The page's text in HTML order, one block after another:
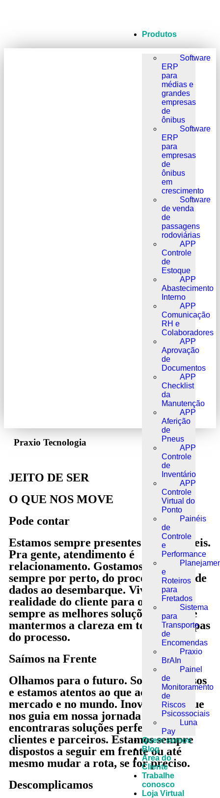
Produtos
Software
ERP
para
médias e
grandes
empresas
de
ônibus
Software
ERP
para
empresas
de
ônibus
em
crescimento
Software
de venda
de
passagens
rodoviárias
APP
Controle
de
Estoque
APP
Abastecimento
Interno
APP
Comunicação
RH e
Colaboradores
APP
Aprovação
de
Documentos
APP
Checklist
da
Manutenção
APP
Aferição
de
Pneus
APP
Controle
de
Inventário
APP
Controle
Virtual do
Ponto
Painéis
de
Controle
e
Performance
e
Roteiros
para
Fretados
Sistema
para
Transporte
de
Encomendas
Praxio
BrAIn
Painel
de
Monitoramento
de
Riscos
Psicossociais
Luna
Pay
Quem somos
Blog
Área do
Cliente
Trabalhe
conosco
Loja Virtual
Praxio Tecnologia
JEITO DE SER
O QUE NOS MOVE
Pode contar
Estamos sempre presentes e disponíveis.
Pra gente, atendimento é
relacionamento. Gostamos de estar
sempre por perto, do processamento de
dados ao desembarque. Vivemos a
realidade do cliente para oferecer
sempre as melhores soluções, além de
mantermos a clareza em todas as etapas
do processo.
Saímos na Frente
Olhamos para o futuro. Somos curiosos
e estamos atentos ao que acontece no
mercado e no mundo. Inovação é o que
nos guia em nossa jornada para
encontraras soluções perfeitas para
clientes e parceiros. Estamos sempre
dispostos a seguir em frente ou até
mesmo mudar a rota, se for preciso.
Descomplicamos